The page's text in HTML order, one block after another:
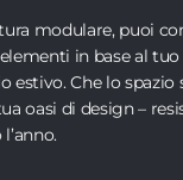
modulare, puoi
in base al
estivo. Che lo spazio
oasi di design –